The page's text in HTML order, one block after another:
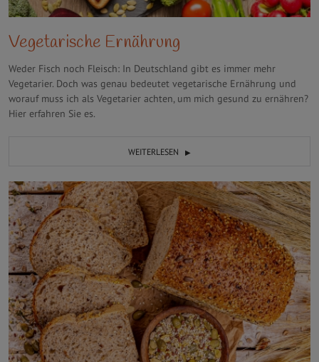
Vegetarische Ernährung
Weder Fisch noch Fleisch: In Deutschland gibt es immer mehr
Vegetarier. Doch was genau bedeutet vegetarische Ernährung und
worauf muss ich als Vegetarier achten, um mich gesund zu ernähren?
Hier erfahren Sie es.
WEITERLESEN